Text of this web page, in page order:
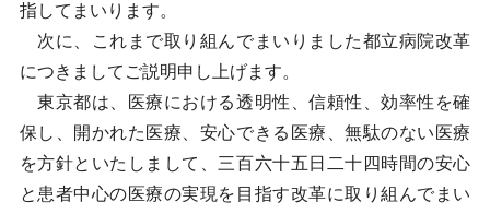
指してまいります。
次に、これまで取り組んでまいりました都立病院改革
につきましてご説明申し上げます。
東京都は、医療における透明性、信頼性、効率性を確
保し、開かれた医療、安心できる医療、無駄のない医療
を方針といたしまして、三百六十五日二十四時間の安心
と患者中心の医療の実現を目指す改革に取り組んでまい